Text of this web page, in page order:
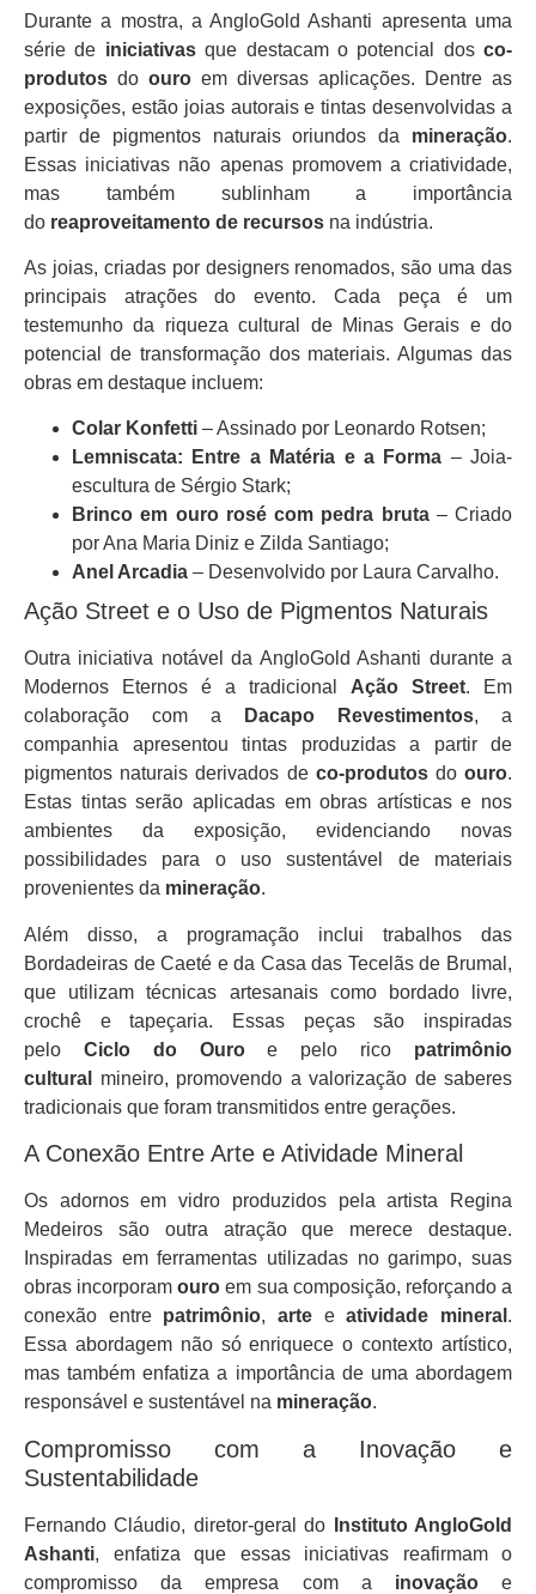
Durante a mostra, a AngloGold Ashanti apresenta uma
série de iniciativasque destacam o potencial dos co-
produtos do ouro em diversas aplicações. Dentre as
exposições, estão joias autorais e tintas desenvolvidas a
partir de pigmentos naturais oriundos da mineração.
Essas iniciativas não apenas promovem a criatividade,
mas também sublinham a importância
do reaproveitamento de recursos na indústria.
As joias, criadas por designers renomados, são uma das
principais atrações do evento. Cada peça é um
testemunho da riqueza cultural de Minas Gerais e do
potencial de transformação dos materiais. Algumas das
obras em destaque incluem:
Colar Konfetti – Assinado por Leonardo Rotsen;
Lemniscata: Entre a Matéria e a Forma – Joia-
escultura de Sérgio Stark;
Brinco em ouro rosé com pedra bruta– Criado
por Ana Maria Diniz e Zilda Santiago;
Anel Arcadia – Desenvolvido por Laura Carvalho.
Ação Street e o Uso de Pigmentos Naturais
Outra iniciativa notável da AngloGold Ashanti durante a
Modernos Eternos é a tradicional Ação Street. Em
colaboração com a
Dacapo Revestimentos, a
companhia apresentou tintas produzidas a partir de
pigmentos naturais derivados de co-produtosdoouro.
Estas tintas serão aplicadas em obras artísticas e nos
ambientes da exposição, evidenciando novas
possibilidades para o uso sustentável de materiais
provenientes da mineração.
Além disso, a programação inclui trabalhos das
Bordadeiras de Caeté e da Casa das Tecelãs de Brumal,
que utilizam técnicas artesanais como bordado livre,
crochê e tapeçaria. Essas peças são inspiradas
pelo Ciclo do Ouroe pelo rico patrimônio
cultural
mineiro, promovendo a valorização de saberes
tradicionais que foram transmitidos entre gerações.
A Conexão Entre Arte e Atividade Mineral
Os adornos em vidro produzidos pela artista Regina
Medeiros são outra atração que merece destaque.
Inspiradas em ferramentas utilizadas no garimpo, suas
obras incorporamouro em sua composição, reforçando a
conexão entre patrimônio,arte eatividade mineral .
Essa abordagem não só enriquece o contexto artístico,
mas também enfatiza a importância de uma abordagem
responsável e sustentável na mineração.
Compromisso com a Inovação e
Sustentabilidade
Fernando Cláudio, diretor-geral do
Instituto AngloGold
Ashanti, enfatiza que essas iniciativas reafirmam o
compromisso da empresa com a inovaçãoe